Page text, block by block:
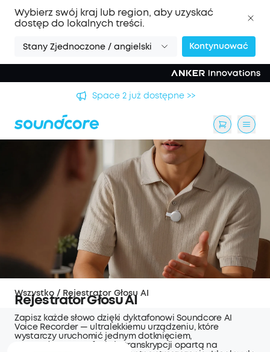
Wybierz swój kraj lub region, aby uzyskać
dostęp do lokalnych treści.
Stany Zjednoczone / angielski Kontynuować
Space 2 już dostępne >>
Rejestrator Głosu AI
Zapisz każde słowo dzięki dyktafonowi Soundcore AI
Voice Recorder — ultralekkiemu urządzeniu, które
wystarczy uruchomić jednym dotknięciem,
wyposażonemu w funkcję transkrypcji opartą na
Wszystko / Rejestrator Głosu AI